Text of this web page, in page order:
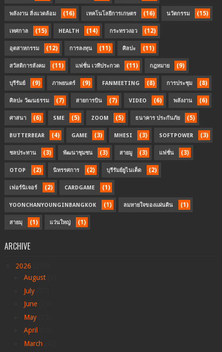
พลังงาน สิ่งแวดล้อม (16) เทคโนโลยีการเกษตร (16) นวัตกรรม (15)
เทศกาล (15) HEALTH (14) กระทรวงอว (12)
อุตสาหกรรม (12) การลงทุน (11) ศิลปะ (11)
สวัสดิการสังคม (11) แฟชั่น เวทีประกวด (11) กฎหมาย (9)
บุรีรัมย์ (9) ภาพยนตร์ (9) FANMEETING (8) การประชุม (8)
ศิลปะ วัฒนธรรม (7) สายการบิน (7) VIDEO (6) พลังงาน (6)
ศาสนา (6) SME (5) ZOOM (5) ธนาคาร ประกันภัย (5)
BUTTERBEAR (4) GAME (3) MHESI (3) SOFTPOWER (3)
ชลประทาน (3) พัฒนาชุมชน (3) สายมู (3) แฟชั่น (3)
OTOP (2) นิทรรศการ (2) บุรีรัมย์ยูไนเต็ด (2)
เฟอร์นิเจอร์ (2) CARDGAME (1)
YOONCHANYOUNGINBANGKOK (1) ลมหายใจของแผ่นดิน (1)
สายมุ (1) แว่นใหญ่ (1)
ARCHIVE
2026
August
July
June
May
April
March